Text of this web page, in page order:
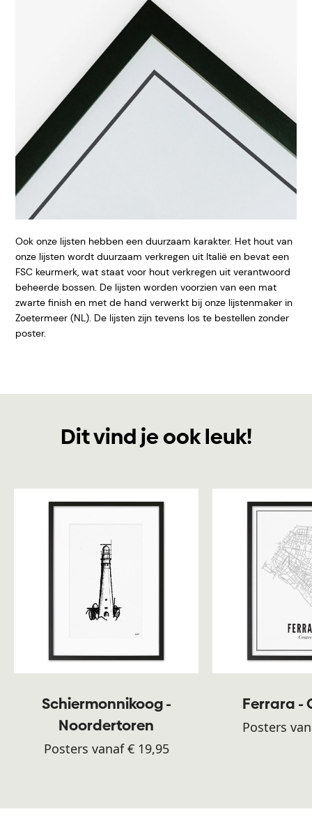
Ook onze lijsten hebben een duurzaam karakter. Het hout van
onze lijsten wordt duurzaam verkregen uit Italië en bevat een
FSC keurmerk, wat staat voor hout verkregen uit verantwoord
beheerde bossen. De lijsten worden voorzien van een mat
zwarte finish en met de hand verwerkt bij onze lijstenmaker in
Zoetermeer (NL). De lijsten zijn tevens los te bestellen zonder
poster.
Dit vind je ook leuk!
Schiermonnikoog -
Noordertoren
Posters vanaf € 19,95
Ferrara -
Posters